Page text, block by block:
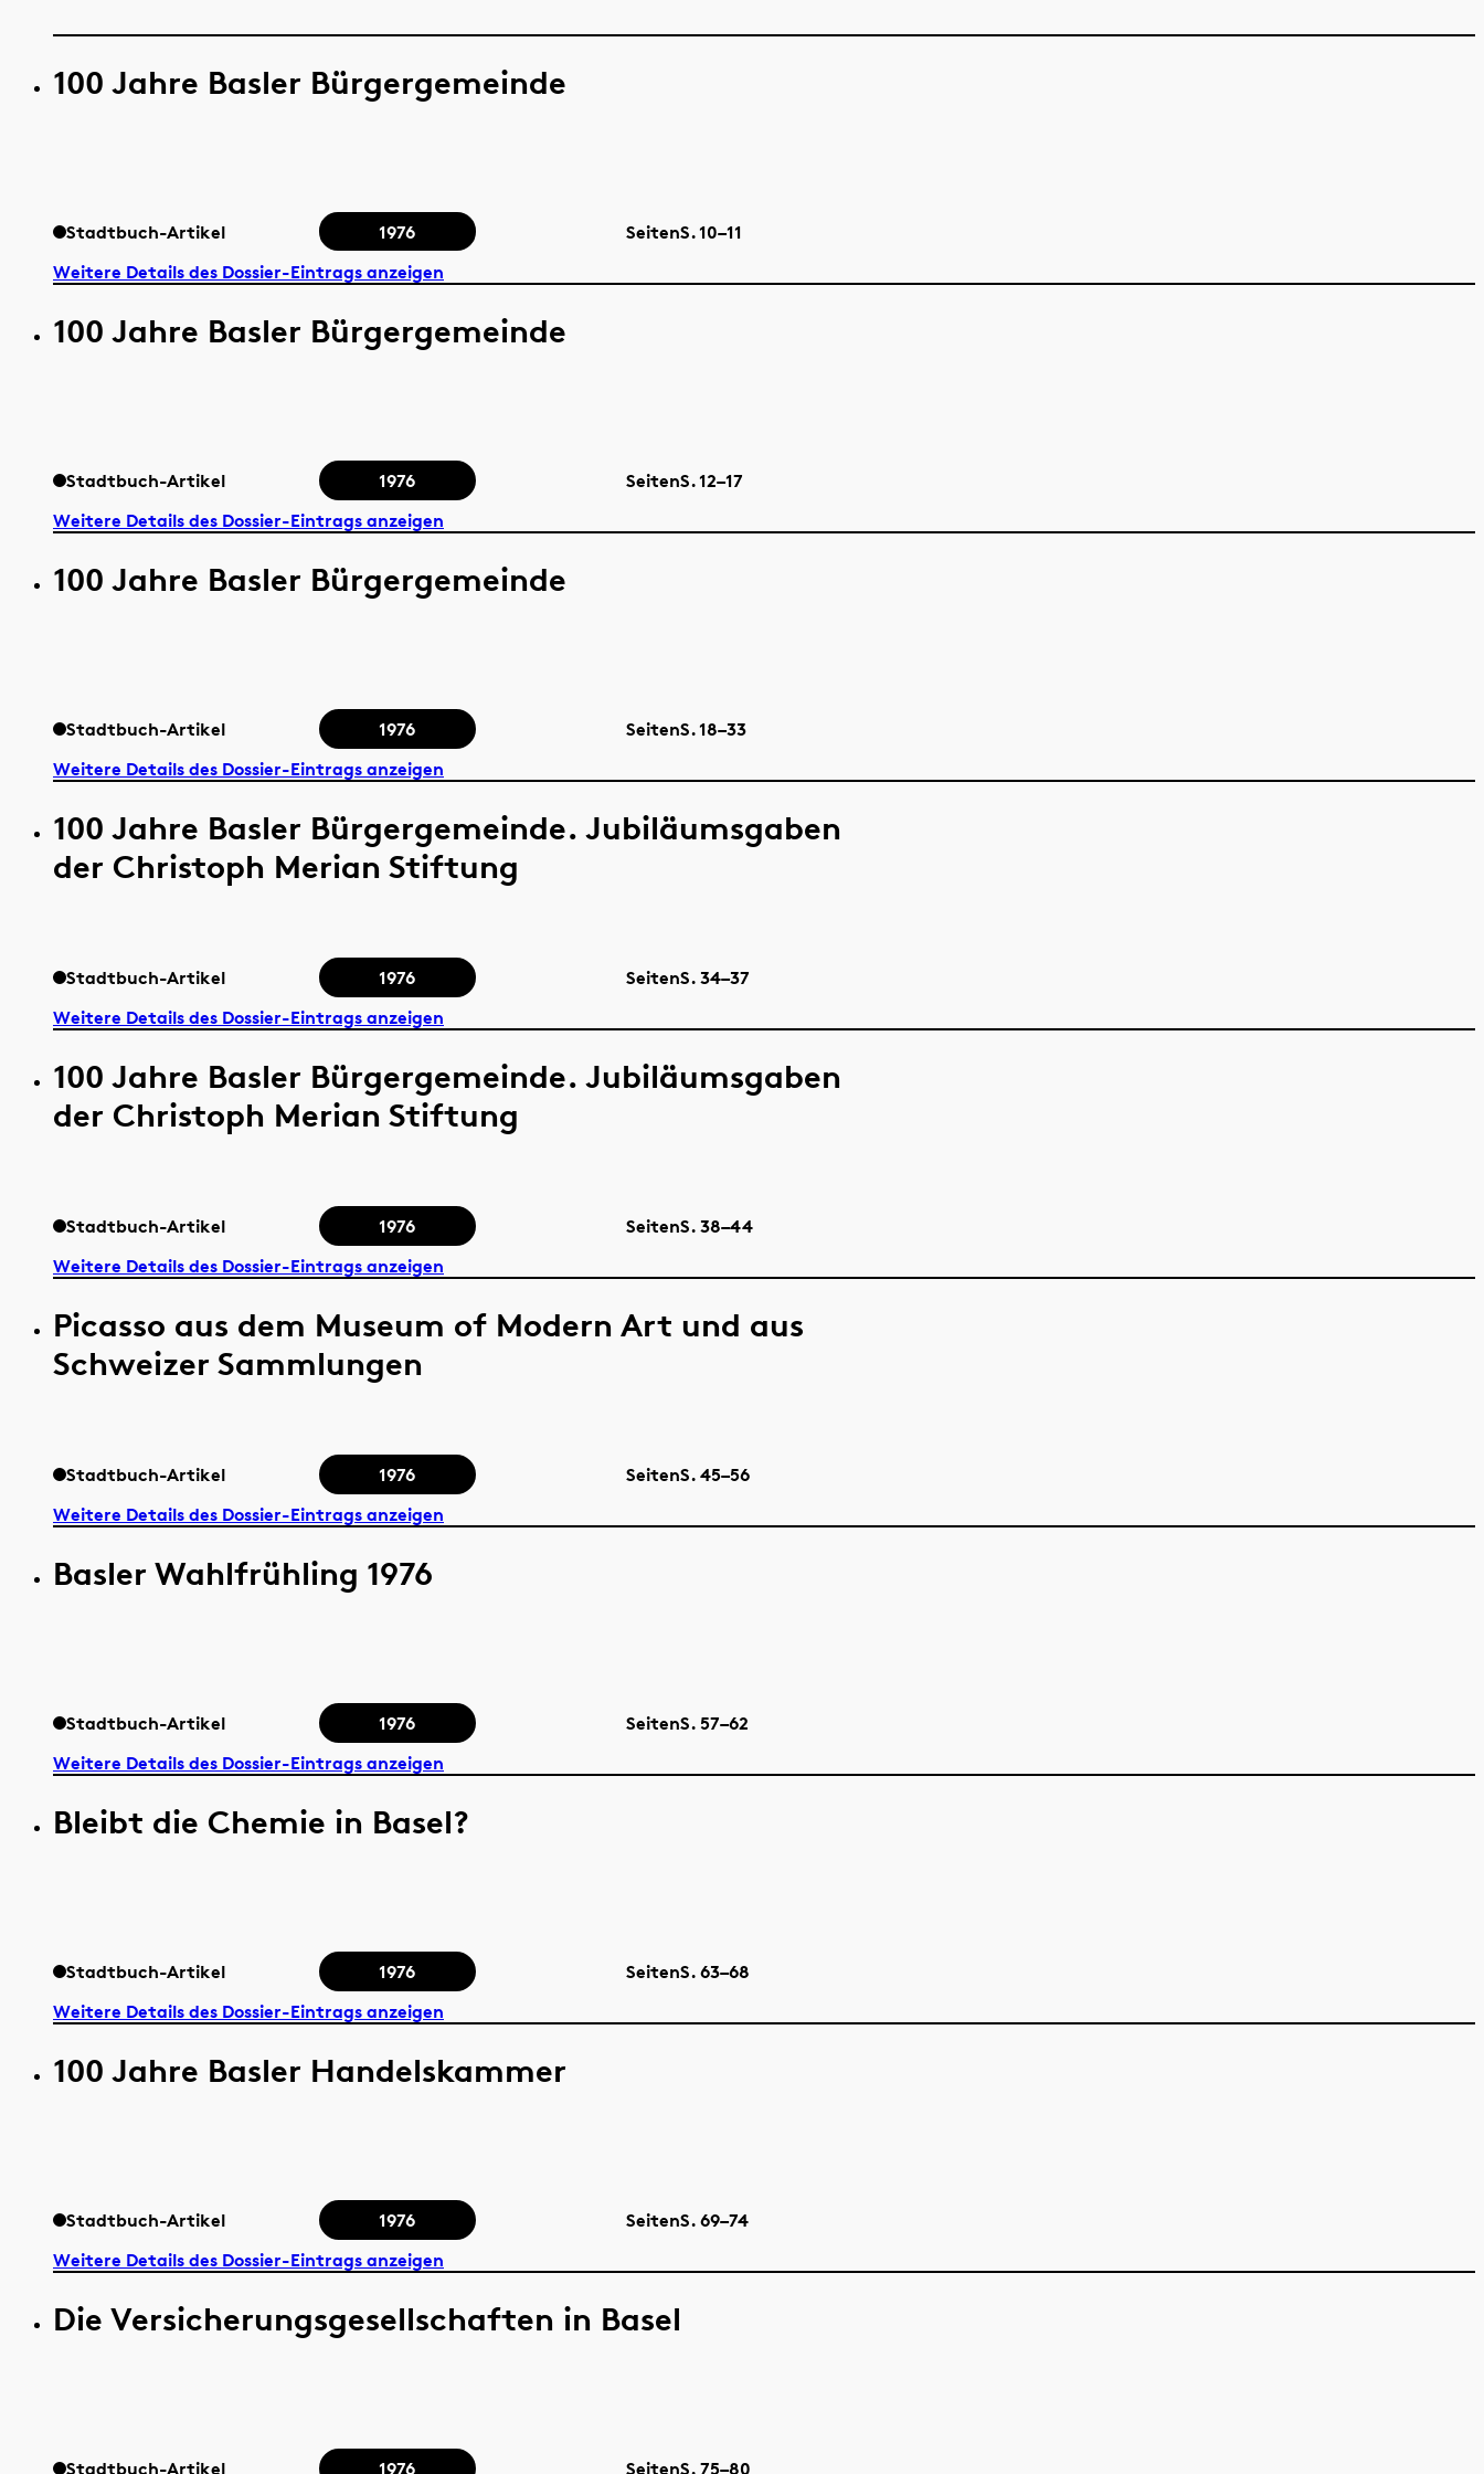
100 Jahre Basler Bürgergemeinde
Stadtbuch-Artikel 1976 SeitenS.10–11
Weitere Details des Dossier-Eintrags anzeigen
100 Jahre Basler Bürgergemeinde
Stadtbuch-Artikel 1976 SeitenS.12–17
Weitere Details des Dossier-Eintrags anzeigen
100 Jahre Basler Bürgergemeinde
Stadtbuch-Artikel 1976 SeitenS.18–33
Weitere Details des Dossier-Eintrags anzeigen
100 Jahre Basler Bürgergemeinde. Jubiläumsgaben
der Christoph Merian Stiftung
Stadtbuch-Artikel 1976 SeitenS.34–37
Weitere Details des Dossier-Eintrags anzeigen
100 Jahre Basler Bürgergemeinde. Jubiläumsgaben
der Christoph Merian Stiftung
Stadtbuch-Artikel 1976 SeitenS.38–44
Weitere Details des Dossier-Eintrags anzeigen
Picasso aus dem Museum of Modern Art und aus
Schweizer Sammlungen
Stadtbuch-Artikel 1976 SeitenS.45–56
Weitere Details des Dossier-Eintrags anzeigen
Basler Wahlfrühling 1976
Stadtbuch-Artikel 1976 SeitenS.57–62
Weitere Details des Dossier-Eintrags anzeigen
Bleibt die Chemie in Basel?
Stadtbuch-Artikel 1976 SeitenS.63–68
Weitere Details des Dossier-Eintrags anzeigen
100 Jahre Basler Handelskammer
Stadtbuch-Artikel 1976 SeitenS.69–74
Weitere Details des Dossier-Eintrags anzeigen
Die Versicherungsgesellschaften in Basel
Stadtbuch-Artikel 1976 SeitenS.75–80